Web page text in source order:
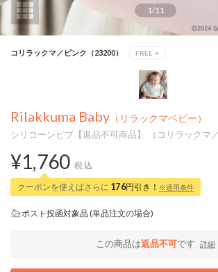
1/11
コリラックマ／ピンク（23200） FREE ×
Rilakkuma Baby （リラックマベビー）
シリコーンビブ【返品不可商品】 （コリラックマ／
¥1,760 税込
クーポンを使えばさらに 176円引き！ ※適用条件
ポスト投函対象品 (単品注文の場合)
この商品は返品不可です 詳細